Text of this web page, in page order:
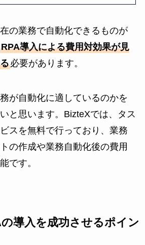
の業務で自動化できるものが
RPA導入による費用対効果が見
必要があります。
が自動化に適しているのかを
と思います。BizteXでは、タス
スを無料で行っており、業務
の作成や業務自動化後の費用
です。
導入を成功させるポイン